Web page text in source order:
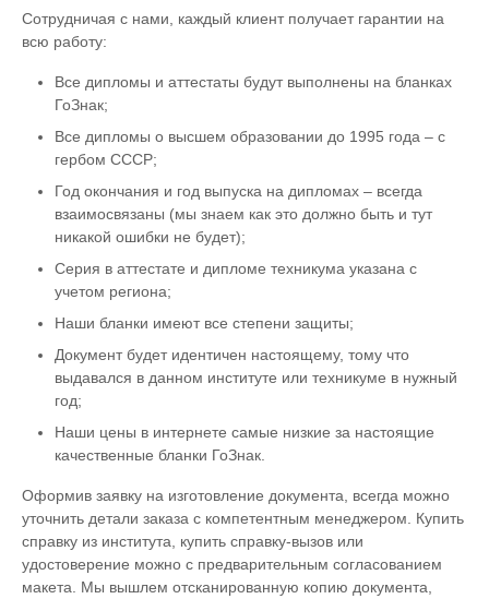
Сотрудничая с нами, каждый клиент получает гарантии на
всю работу:
Все дипломы и аттестаты будут выполнены на бланках
ГоЗнак;
Все дипломы о высшем образовании до 1995 года – с
гербом СССР;
Год окончания и год выпуска на дипломах – всегда
взаимосвязаны (мы знаем как это должно быть и тут
никакой ошибки не будет);
Серия в аттестате и дипломе техникума указана с
учетом региона;
Наши бланки имеют все степени защиты;
Документ будет идентичен настоящему, тому что
выдавался в данном институте или техникуме в нужный
год;
Наши цены в интернете самые низкие за настоящие
качественные бланки ГоЗнак.
Оформив заявку на изготовление документа, всегда можно
уточнить детали заказа с компетентным менеджером. Купить
справку из института, купить справку-вызов или
удостоверение можно с предварительным согласованием
макета. Мы вышлем отсканированную копию документа,